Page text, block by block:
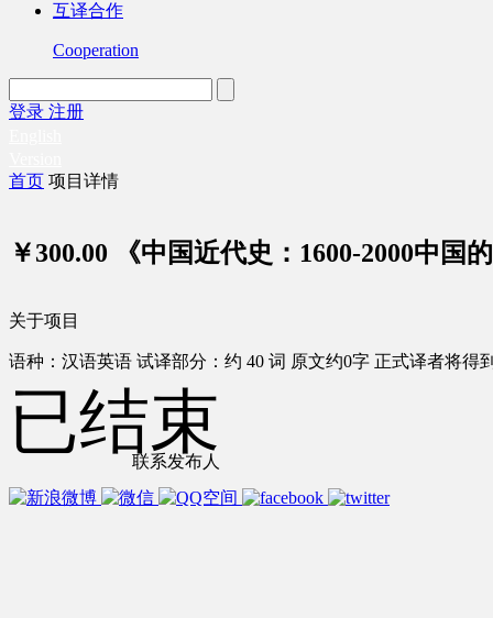
互译合作
Cooperation
登录 注册
首页 项目详情
￥300.00 《中国近代史：1600-2000中国
关于项目
语种：汉语英语 试译部分：约 40 词 原文约0字 正式译者将得
联系发布人
已结束